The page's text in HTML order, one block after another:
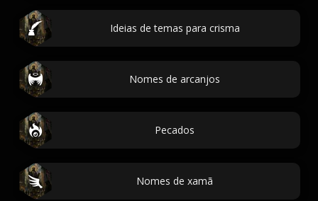
Ideias de temas para crisma
Nomes de arcanjos
Pecados
Nomes de xamã